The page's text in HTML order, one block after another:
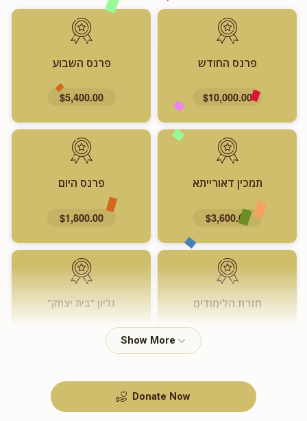
פרנס החודש
$10,000.00
פרנס השבוע
$5,400.00
תמכין דאורייתא
$3,600.00
פרנס היום
$1,800.00
חזרת הלימודים גליון "בית יצחק"
Donate Now